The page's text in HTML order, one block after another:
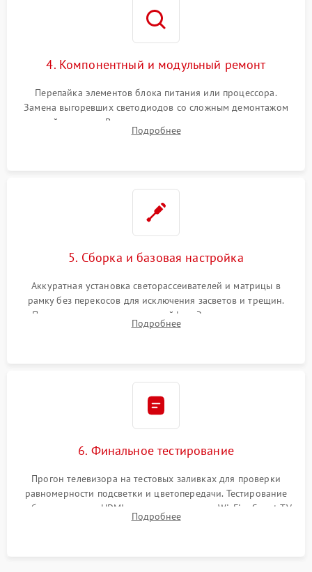
4. Компонентный и модульный ремонт
Перепайка элементов блока питания или процессора.
Замена выгоревших светодиодов со сложным демонтажом
хрупкой матрицы. Восстановление поврежденных дорожек,
прошивка микросхем памяти EEPROM
Подробнее
5. Сборка и базовая настройка
Аккуратная установка светорассеивателей и матрицы в
рамку без перекосов для исключения засветов и трещин.
Подключение внутренних шлейфов. Закрытие корпуса.
Сброс настроек и обновление программного обеспечения.
Подробнее
6. Финальное тестирование
Прогон телевизора на тестовых заливках для проверки
равномерности подсветки и цветопередачи. Тестирование
работы разъемов HDMI, динамиков, модуля Wi-Fi и Smart TV
в рабочем режиме в течение нескольких часов.
Подробнее